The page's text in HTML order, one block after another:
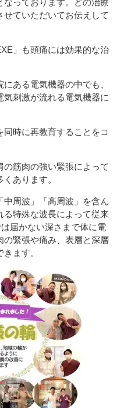
ていただいてお伝えして
」も頭痛には効果的な治
ある電気機器の中でも、
刺激が流れる電気機器に
時に再教育することをコ
筋肉の強い緊張によって
あります。
中周波」「高周波」を含ん
る特殊な波長によって従来
届かない深さまで体に電
緊張や痛み、表層と深層
ます。